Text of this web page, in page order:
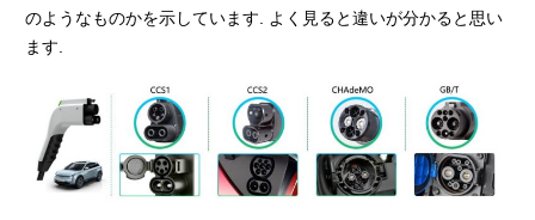
のようなものかを示しています. よく見ると違いが分かると思い
ます.